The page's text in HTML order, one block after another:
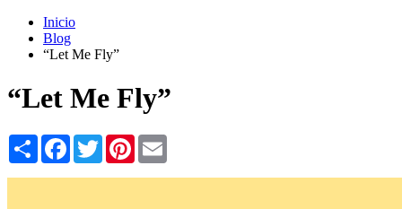
Inicio
Blog
“Let Me Fly”
“Let Me Fly”
Share Facebook
TwitterPinterest